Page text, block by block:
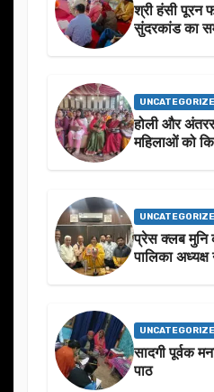
श्री हंसी पूरन
सुंदरकांड का
होली और
महिलाओं को
प्रेस क्लब मुनि
पालिका
सादगी पूर्वक
पाठ